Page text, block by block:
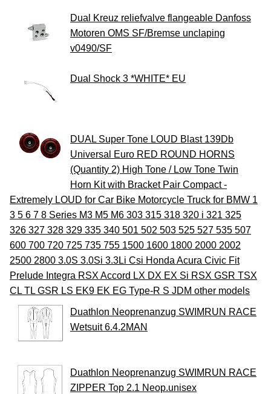
Dual Kreuz reliefvalve flangeable Danfoss
Motoren OMS SF/Bremse unclaping
v0490/SF
Dual Shock 3 *WHITE* EU
DUAL Super Tone LOUD Blast 139Db
Universal Euro RED ROUND HORNS
(Quantity 2) High Tone / Low Tone Twin
Horn Kit with Bracket Pair Compact -
Extremely LOUD for Car Bike Motorcycle Truck for BMW 1
3 5 6 7 8 Series M3 M5 M6 303 315 318 320 i 321 325
326 327 328 329 335 340 501 502 503 525 527 535 507
600 700 720 725 735 755 1500 1600 1800 2000 2002
2500 2800 3.0S 3.0Si 3.3Li Csi Honda Acura Civic Fit
Prelude Integra RSX Accord LX DX EX Si RSX GSR TSX
CL TL GSR LS EK9 EK EG Type-R S JDM other models
Duathlon Neoprenanzug SWIMRUN RACE
Wetsuit 6.4.2MAN
Duathlon Neoprenanzug SWIMRUN RACE
ZIPPER Top 2.1 Neop.unisex